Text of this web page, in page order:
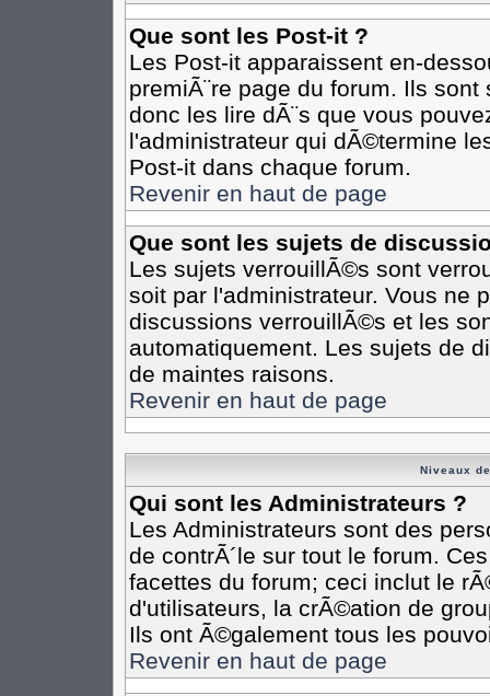
Que sont les Post-it ?
Les Post-it apparaissent en-
premiÃ¨re page du forum. Ils
donc les lire dÃ¨s que vous
l'administrateur qui dÃ©termine
Post-it dans chaque forum.
Revenir en haut de page
Que sont les sujets de
Les sujets verrouillÃ©s sont
soit par l'administrateur. Vous ne
discussions verrouillÃ©s et les
automatiquement. Les sujets de
de maintes raisons.
Revenir en haut de page
Niveaux
Qui sont les Administrateurs ?
Les Administrateurs sont des
de contrÃ´le sur tout le forum.
facettes du forum; ceci inclut le
d'utilisateurs, la crÃ©ation de
Ils ont Ã©galement tous les
Revenir en haut de page